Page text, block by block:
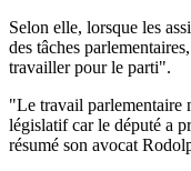
Selon elle, lorsque les
des tâches
travailler pour le parti".
"Le travail parlementaire
législatif car le député a
résumé son avocat